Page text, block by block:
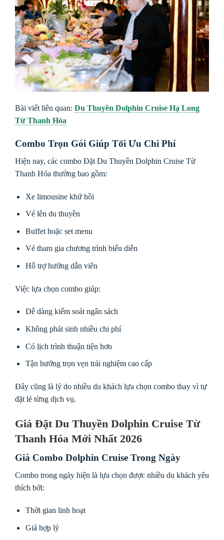
Bài viết liên quan: Du Thuyền Dolphin Cruise Hạ Long
Từ Thanh Hóa
Combo Trọn Gói Giúp Tối Ưu Chi Phí
Hiện nay, các combo Đặt Du Thuyền Dolphin Cruise Từ
Thanh Hóa thường bao gồm:
Xe limousine khứ hồi
Vé lên du thuyền
Buffet hoặc set menu
Vé tham gia chương trình biểu diễn
Hỗ trợ hướng dẫn viên
Việc lựa chọn combo giúp:
Dễ dàng kiểm soát ngân sách
Không phát sinh nhiều chi phí
Có lịch trình thuận tiện hơn
Tận hưởng trọn vẹn trải nghiệm cao cấp
Đây cũng là lý do nhiều du khách lựa chọn combo thay vì tự
đặt lẻ từng dịch vụ.
Giá Đặt Du Thuyền Dolphin Cruise Từ
Thanh Hóa Mới Nhất 2026
Giá Combo Dolphin Cruise Trong Ngày
Combo trong ngày hiện là lựa chọn được nhiều du khách yêu
thích bởi:
Thời gian linh hoạt
Giá hợp lý